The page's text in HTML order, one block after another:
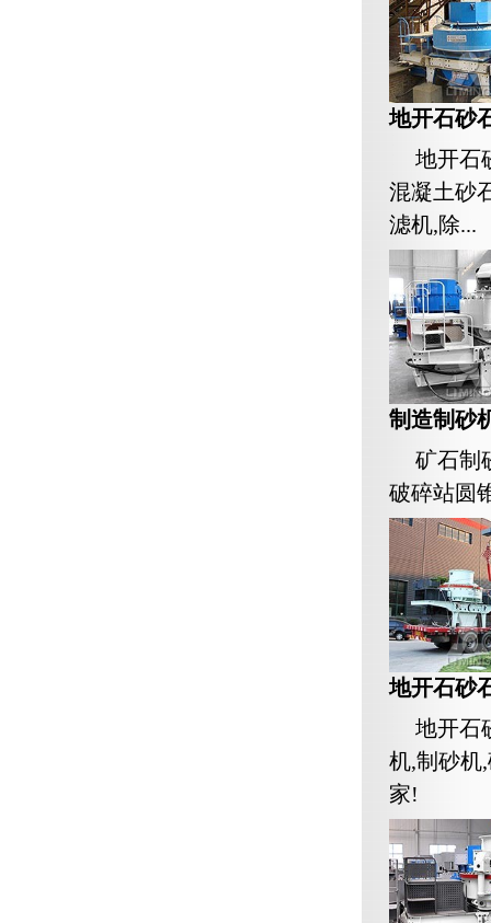
地开石砂
地开石
混凝土砂
滤机,除...
制造制砂
矿石制
破碎站圆
地开石砂
地开石
机,制砂机
家!